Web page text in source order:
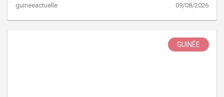
guineeactuelle 09/08/2026
GUINÉE